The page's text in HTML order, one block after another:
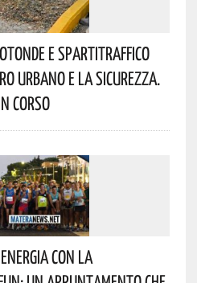
E Spartitraffico
Urbano E La Sicurezza.
Corso
Con La